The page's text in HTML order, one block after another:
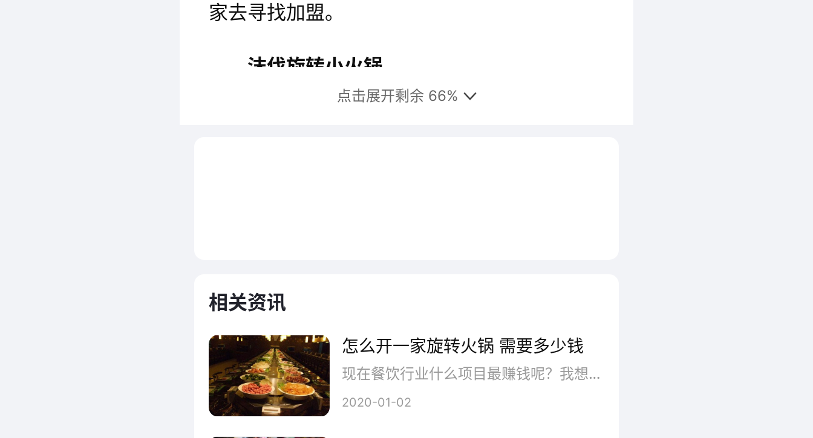
家去寻找加盟。
沫伐旋转小火锅
别具一格的美味小火锅。在1998年，地道小吃
转小火锅”品牌创始人，联手打造以重庆地道小
吃为首的小火锅加盟品牌，开创“沫伐旋转小火
点击展开剩余 66%
相关资讯
怎么开一家旋转火锅 需要多少钱
现在餐饮行业什么项目最赚钱呢？我想一定是非火锅莫属了，而火锅中的旋转小火锅又因为性价比而受到很多人的青睐，创业者们可能比较想投入到火锅行业中，而开一家选择火锅店就是不错的选择，那么我们应该如何开好一家旋转火锅店呢？开一家旋转小火锅需要多少钱呢？现在就来给大家介绍一下。
2020-01-02